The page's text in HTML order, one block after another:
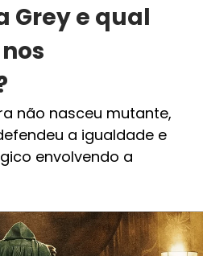
Grey e qual
não nasceu mutante,
a igualdade e
envolvendo a